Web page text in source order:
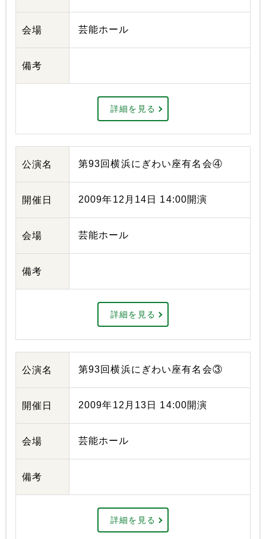
会場 芸能ホール
備考
詳細を見る
公演名 第93回横浜にぎわい座有名会④
開催日 2009年12月14日 14:00開演
会場 芸能ホール
備考
詳細を見る
公演名 第93回横浜にぎわい座有名会③
開催日 2009年12月13日 14:00開演
会場 芸能ホール
備考
詳細を見る